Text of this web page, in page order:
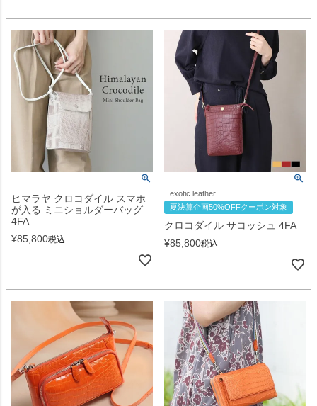
ヒマラヤ クロコダイル スマホ
が入る ミニショルダーバッグ
4FA
¥85,800税込
exotic leather
夏決算企画50%OFFクーポン対象
クロコダイル サコッシュ 4FA
¥85,800税込